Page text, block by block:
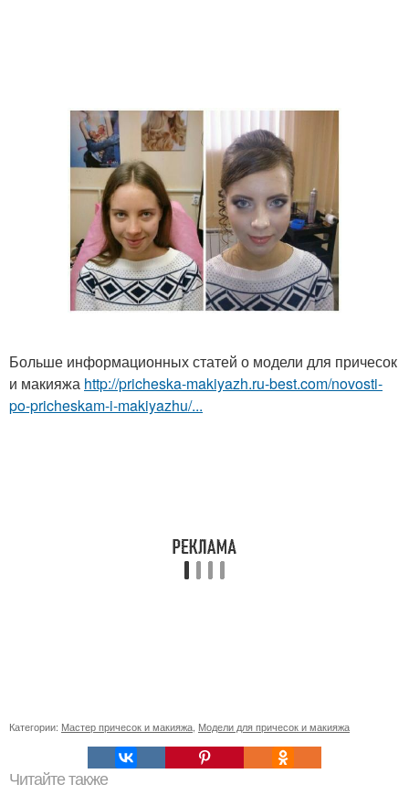
Больше информационных статей о модели для причесок
и макияжа http://pricheska-makiyazh.ru-best.com/novosti-
po-pricheskam-i-makiyazhu/...
Категории: Мастер причесок и макияжа Модели для причесок и макияжа
Читайте также